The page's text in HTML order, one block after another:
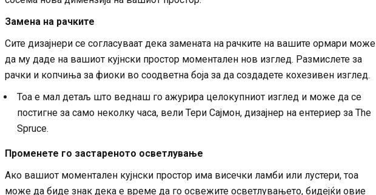
Замена на рачките
Сите дизајнери се согласуваат дека замената на рачките на вашите ормари може
да му даде на вашиот кујнски простор моментален нов изглед. Размислете за
рачки и копчиња за фиоки во соодветна боја за да создадете кохезивен изглед.
Тоа е мал детаљ што веднаш го ажурира целокупниот изглед и може да се
постигне за само неколку часа, вели Тери Сајмон, дизајнер на ентериер за The
Spruce.
Променете го застареното осветлување
Ако вашиот моментален кујнски простор има висечки ламби или лустери, тоа
може да биде знак дека е време да го освежите осветлувањето, бидејќи овие